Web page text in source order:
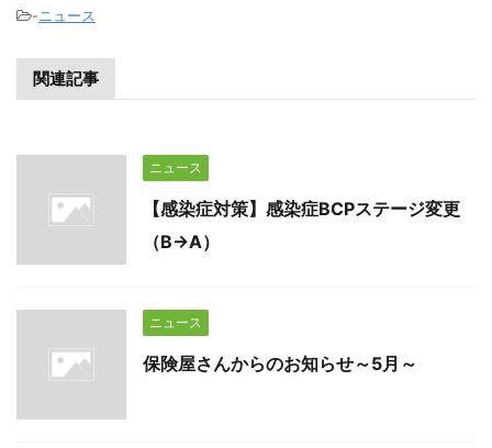
-ニュース
関連記事
ニュース
【感染症対策】感染症BCPステージ変更
（B→A）
ニュース
保険屋さんからのお知らせ～5月～